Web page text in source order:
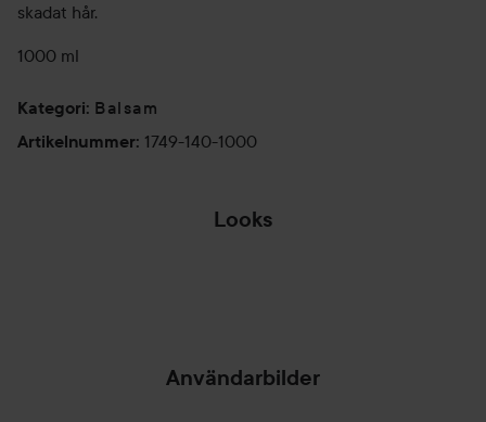
skadat hår.
1000 ml
Kategori: Balsam
Artikelnummer: 1749-140-1000
Looks
Användarbilder